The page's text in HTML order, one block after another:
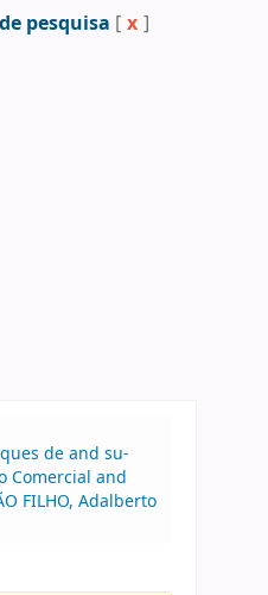
pesquisa [ x ]
de and su-
Comercial and
FILHO, Adalberto